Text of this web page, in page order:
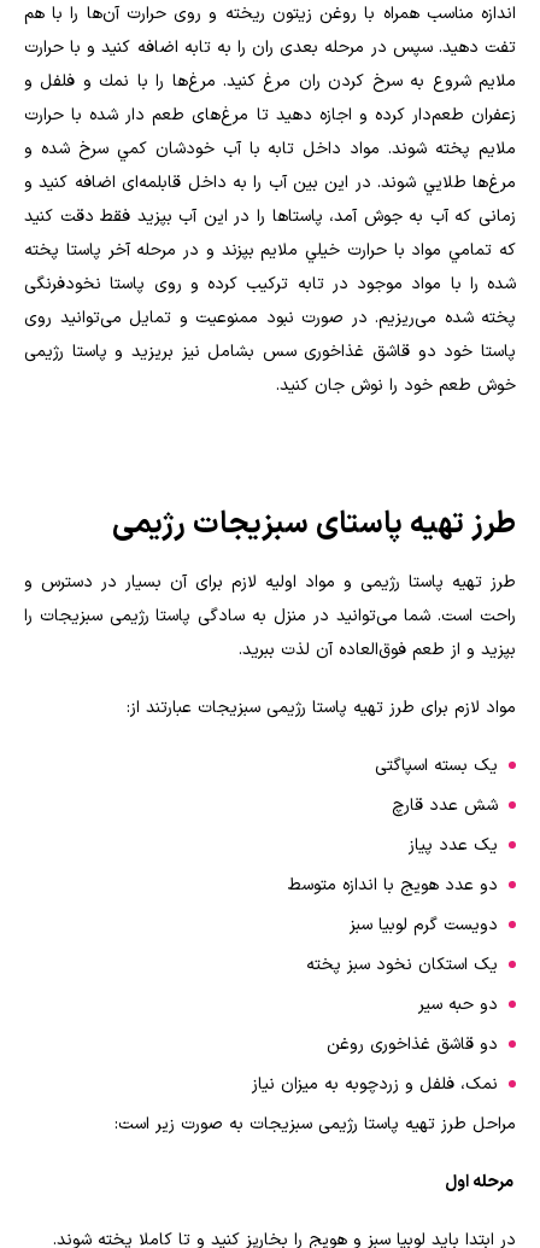
اندازه مناسب همراه با روغن زيتون ریخته و روی حرارت آن‌ها را با هم
تفت دهید. سپس در مرحله بعدی ران را به تابه اضافه کنید و با حرارت
ملایم شروع به سرخ کردن ران مرغ کنید. مرغ‌ها را با نمك و فلفل و
زعفران طعم‌دار كرده و اجازه دهید تا مرغ‌های طعم دار شده با حرارت
ملايم پخته شوند. مواد داخل تابه با آب خودشان كمي سرخ شده و
مرغ‌ها طلايي شوند. در این بین آب را به داخل قابلمه‌ای اضافه کنید و
زمانی كه آب به جوش آمد، پاستاها را در اين آب بپزید فقط دقت کنید
که تمامي مواد با حرارت خيلي ملايم بپزند و در مرحله آخر پاستا پخته
شده را با مواد موجود در تابه ترکیب کرده و روی پاستا نخودفرنگی
پخته شده می‌ریزیم. در صورت نبود ممنوعیت و تمایل می‌توانید روی
پاستا خود دو قاشق غذاخوری سس بشامل نیز بریزید و پاستا رژیمی
خوش طعم خود را نوش جان کنید.
طرز تهیه پاستای سبزیجات رژیمی
طرز تهیه پاستا رژیمی و مواد اولیه لازم برای آن بسیار در دسترس و
راحت است. شما می‌توانید در منزل به سادگی پاستا رژیمی سبزیجات را
بپزید و از طعم فوق‌العاده آن لذت ببرید.
مواد لازم برای طرز تهیه پاستا رژیمی سبزیجات عبارتند از:
یک بسته اسپاگتی
شش عدد قارچ
یک عدد پیاز
دو عدد هویج با اندازه متوسط
دویست گرم لوبیا سبز
یک استکان نخود سبز پخته
دو حبه سیر
دو قاشق غذاخوری روغن
نمک، فلفل و زردچوبه به میزان نیاز
مراحل طرز تهیه پاستا رژیمی سبزیجات به صورت زیر است:
مرحله اول
در ابتدا باید لوبیا سبز و هویج را بخارپز کنید و تا کاملا پخته شوند.